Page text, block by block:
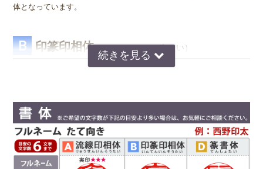
体となっています。
Ｂ 印篆印相体 （いんてんいんそうたい）
字を折り曲げ、空間を埋めるデザインが特徴で
す。直線基調の印影は、気品があり上品な印象で
好まれています。定評のある西野センスで全体のバランスを整え枠内
に収めます。